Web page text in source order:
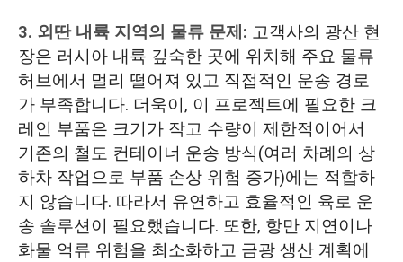
3. 외딴 내륙 지역의 물류 문제: 고객사의 광산 현
장은 러시아 내륙 깊숙한 곳에 위치해 주요 물류
허브에서 멀리 떨어져 있고 직접적인 운송 경로
가 부족합니다. 더욱이, 이 프로젝트에 필요한 크
레인 부품은 크기가 작고 수량이 제한적이어서
기존의 철도 컨테이너 운송 방식(여러 차례의 상
하차 작업으로 부품 손상 위험 증가)에는 적합하
지 않습니다. 따라서 유연하고 효율적인 육로 운
송 솔루션이 필요했습니다. 또한, 항만 지연이나
화물 억류 위험을 최소화하고 금광 생산 계획에